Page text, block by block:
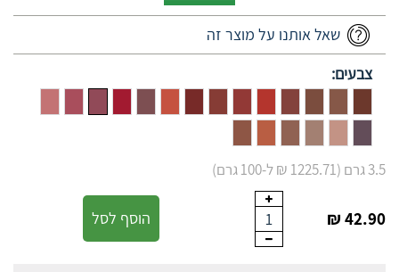
שאל אותנו על מוצר זה
צבעים:
3.5 גרם (1225.71 ₪ ל-100 גרם)
42.90 ₪
1 הוסף לסל